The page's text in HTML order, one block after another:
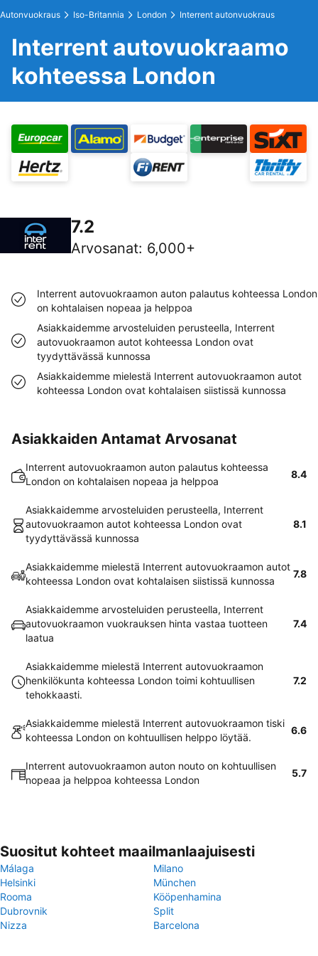
Autonvuokraus Iso-Britannia London Interrent autonvuokraus
Interrent autovuokraamo
kohteessa London
7.2
Arvosanat: 6,000+
Interrent autovuokraamon auton palautus kohteessa London
on kohtalaisen nopeaa ja helppoa
Asiakkaidemme arvosteluiden perusteella, Interrent
autovuokraamon autot kohteessa London ovat
tyydyttävässä kunnossa
Asiakkaidemme mielestä Interrent autovuokraamon autot
kohteessa London ovat kohtalaisen siistissä kunnossa
Asiakkaiden Antamat Arvosanat
Interrent autovuokraamon auton palautus kohteessa
London on kohtalaisen nopeaa ja helppoa
8.4
Asiakkaidemme arvosteluiden perusteella, Interrent
autovuokraamon autot kohteessa London ovat
tyydyttävässä kunnossa
8.1
Asiakkaidemme mielestä Interrent autovuokraamon autot
kohteessa London ovat kohtalaisen siistissä kunnossa
7.8
Asiakkaidemme arvosteluiden perusteella, Interrent
autovuokraamon vuokrauksen hinta vastaa tuotteen
laatua
7.4
Asiakkaidemme mielestä Interrent autovuokraamon
henkilökunta kohteessa London toimi kohtuullisen
tehokkaasti.
7.2
Asiakkaidemme mielestä Interrent autovuokraamon tiski
kohteessa London on kohtuullisen helppo löytää.
6.6
Interrent autovuokraamon auton nouto on kohtuullisen
nopeaa ja helppoa kohteessa London
5.7
Suositut kohteet maailmanlaajuisesti
Málaga
Milano
Helsinki
München
Rooma
Kööpenhamina
Dubrovnik
Split
Nizza
Barcelona